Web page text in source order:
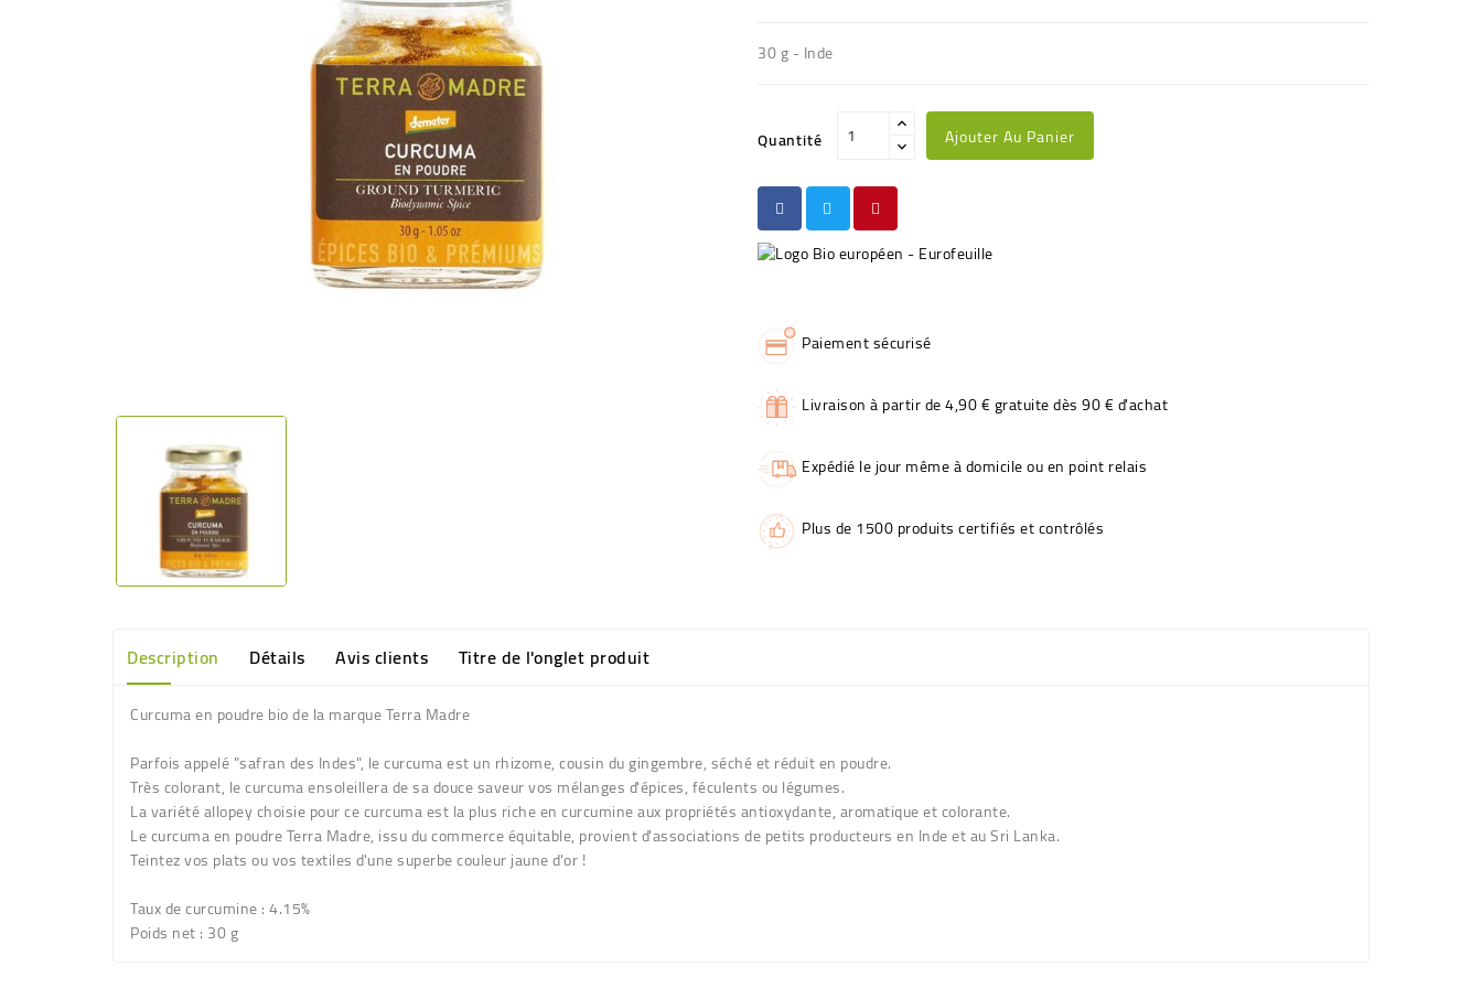
30 g - Inde
Quantité Ajouter Au Panier
Paiement sécurisé
Livraison à partir de 4,90 € gratuite dès 90 € d'achat
Expédié le jour même à domicile ou en point relais
Plus de 1500 produits certifiés et contrôlés
Description Détails Avis clients Titre de l'onglet produit
Curcuma en poudre bio de la marque Terra Madre
Parfois appelé "safran des Indes", le curcuma est un rhizome, cousin du gingembre, séché et réduit en poudre.
Très colorant, le curcuma ensoleillera de sa douce saveur vos mélanges d'épices, féculents ou légumes.
La variété allopey choisie pour ce curcuma est la plus riche en curcumine aux propriétés antioxydante, aromatique et colorante.
Le curcuma en poudre Terra Madre, issu du commerce équitable, provient d'associations de petits producteurs en Inde et au Sri Lanka.
Teintez vos plats ou vos textiles d'une superbe couleur jaune d'or !
Taux de curcumine: 4.15%
Poids net: 30 g